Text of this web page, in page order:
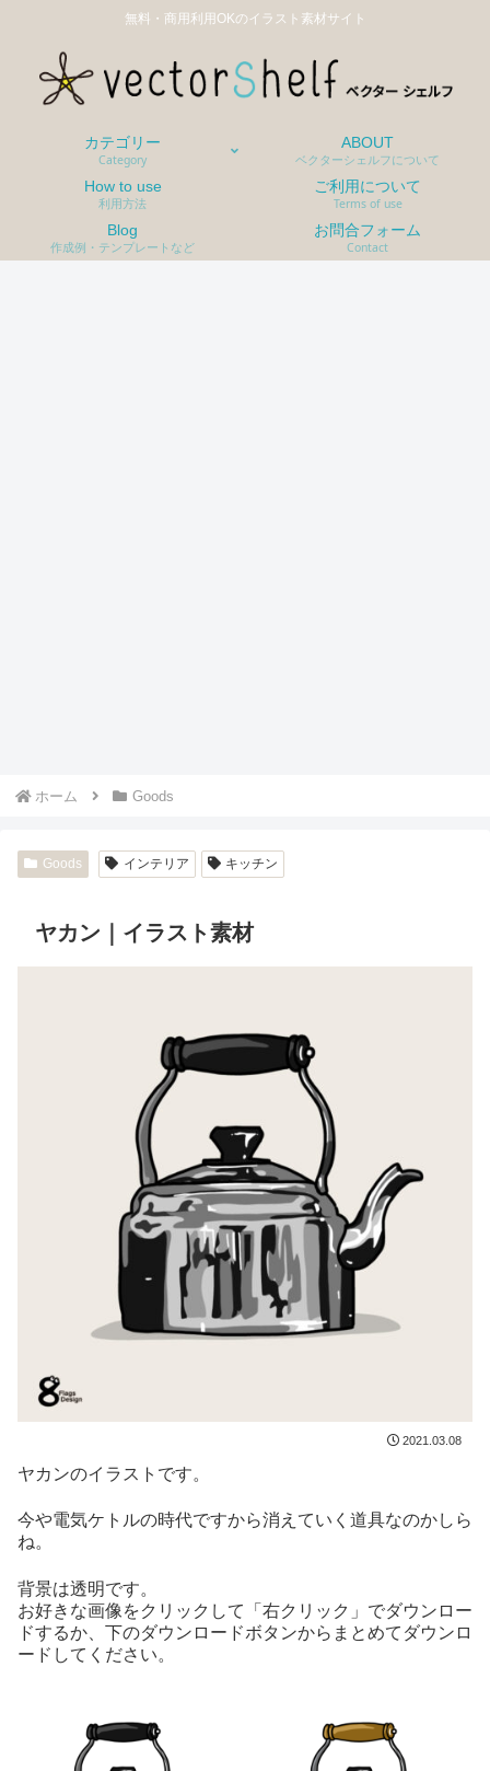
無料・商用利用OKのイラスト素材サイト
カテゴリー
Category
ABOUT
ベクターシェルフについて
How to use
利用方法
ご利用について
Terms of use
Blog
作成例・テンプレートなど
お問合フォーム
Contact
ホーム Goods
Goods インテリア キッチン
ヤカン｜イラスト素材
2021.03.08
ヤカンのイラストです。
今や電気ケトルの時代ですから消えていく道具なのかしら
ね。
背景は透明です。
お好きな画像をクリックして「右クリック」でダウンロー
ドするか、下のダウンロードボタンからまとめてダウンロ
ードしてください。